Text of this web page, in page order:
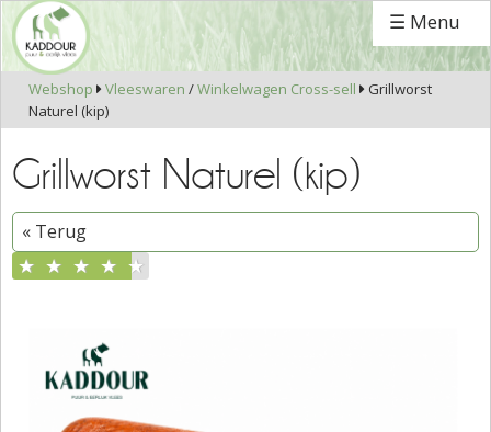
☰ Menu
Webshop  Vleeswaren /Winkelwagen Cross-sell  Grillworst
Naturel (kip)
Grillworst Naturel (kip)
« Terug
★ ★ ★ ★ ★